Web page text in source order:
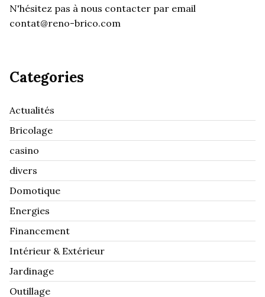
N'hésitez pas à nous contacter par email
contat@reno-brico.com
Categories
Actualités
Bricolage
casino
divers
Domotique
Energies
Financement
Intérieur & Extérieur
Jardinage
Outillage